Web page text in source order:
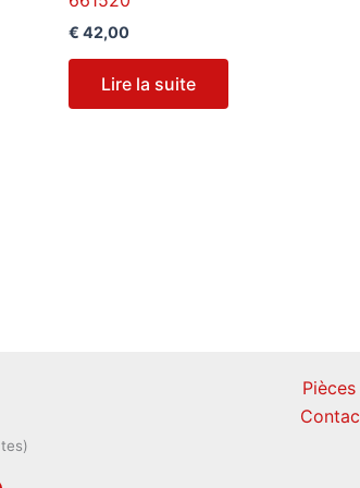
€ 42,00
Lire la suite